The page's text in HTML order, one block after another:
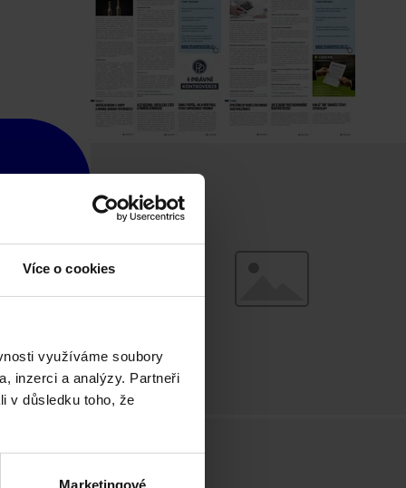
Více o cookies
využíváme soubory
inzerci a analýzy. Partneři
v důsledku toho, že
Marketingové